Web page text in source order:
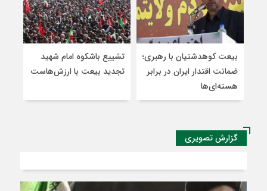
بیعت کوهدشتیان با رهبری؛
ضمانت اقتدار ایران در برابر
هسته‌ای‌ها
تشییع باشکوه امام شهید
تجدید بیعت با ارزش‌هاست
گزارش تصویری